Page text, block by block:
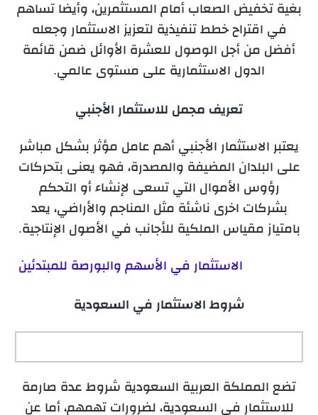
بغية تخفيض الصعاب أمام المستثمرين، وأيضا تساهم
في اقتراح خطط تنفيذية لتعزيز الاستثمار وجعله
أفضل من أجل الوصول للعشرة الأوائل ضمن قائمة
الدول الاستثمارية على مستوى عالمي.
تعريف مجمل للاستثمار الأجنبي
يعتبر الاستثمار الأجنبي أهم عامل مؤثر بشكل مباشر
على البلدان المضيفة والمصدرة، فهو يعنى بتحركات
رؤوس الأموال التي تسعى لإنشاء أو التحكم
بشركات اخرى ناشئة مثل المناجم والأراضي، يعد
بامتياز مقياس الملكية للأجانب في الأصول الإنتاجية.
الاستثمار في الأسهم والبورصة للمبتدئين
شروط الاستثمار في السعودية
تضع المملكة العربية السعودية شروط عدة صارمة
للاستثمار في السعودية، لضرورات تهمهم، أما عن